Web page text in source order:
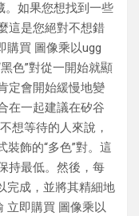
。如果您想找到一些
這是您絕對不想錯
購買 圖像乘以ugg
色”對從一開始就顯
定會開始緩慢地變
在一起建議在矽谷
想等待的人來說，
裝飾的“多色”對。這
持最低。然後，每
完成，並將其精細地
立即購買 圖像乘以